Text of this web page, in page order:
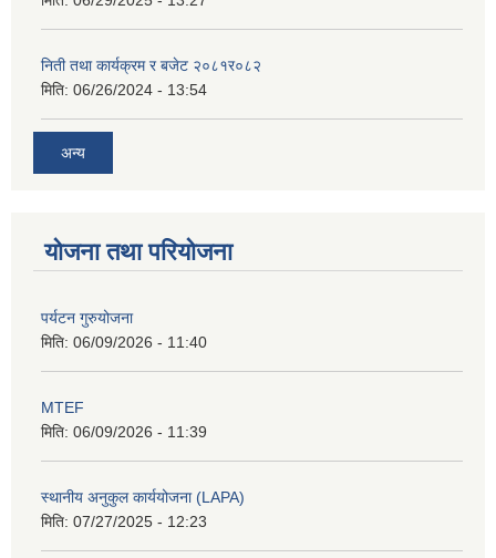
निती तथा कार्यक्रम र बजेट २०८१र०८२
मिति: 06/26/2024 - 13:54
अन्य
योजना तथा परियोजना
पर्यटन गुरुयोजना
मिति: 06/09/2026 - 11:40
MTEF
मिति: 06/09/2026 - 11:39
स्थानीय अनुकुल कार्ययोजना (LAPA)
मिति: 07/27/2025 - 12:23